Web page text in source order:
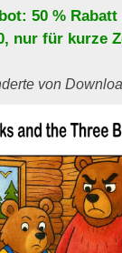
50 %
, nur für kurze
von